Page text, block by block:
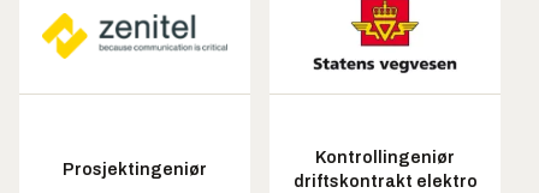
Prosjektingeniør
Kontrollingeniør
driftskontrakt elektro